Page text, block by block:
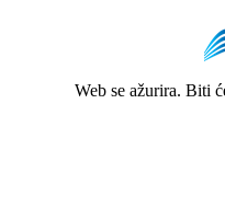
Web se ažurira. Biti